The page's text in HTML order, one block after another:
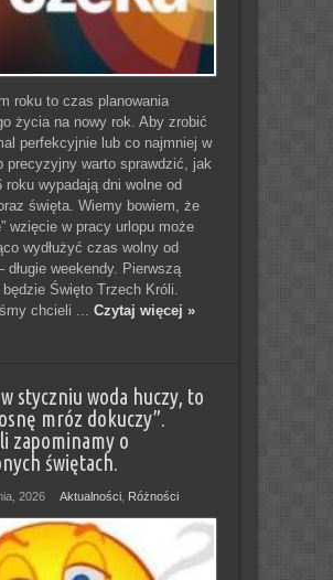
roku to czas planowania
życia na nowy rok. Aby zrobić
perfekcyjnie lub co najmniej w
precyzyjny warto sprawdzić, jak
roku wypadają dni wolne od
święta. Wiemy bowiem, że
wzięcie w pracy urlopu może
wydłużyć czas wolny od
długie weekendy. Pierwszą
Święto Trzech Króli.
chcieli ... Czytaj więcej »
w styczniu woda huczy, to
mróz dokuczy”.
zapominamy o
świętach.
2026 Aktualności, Różności